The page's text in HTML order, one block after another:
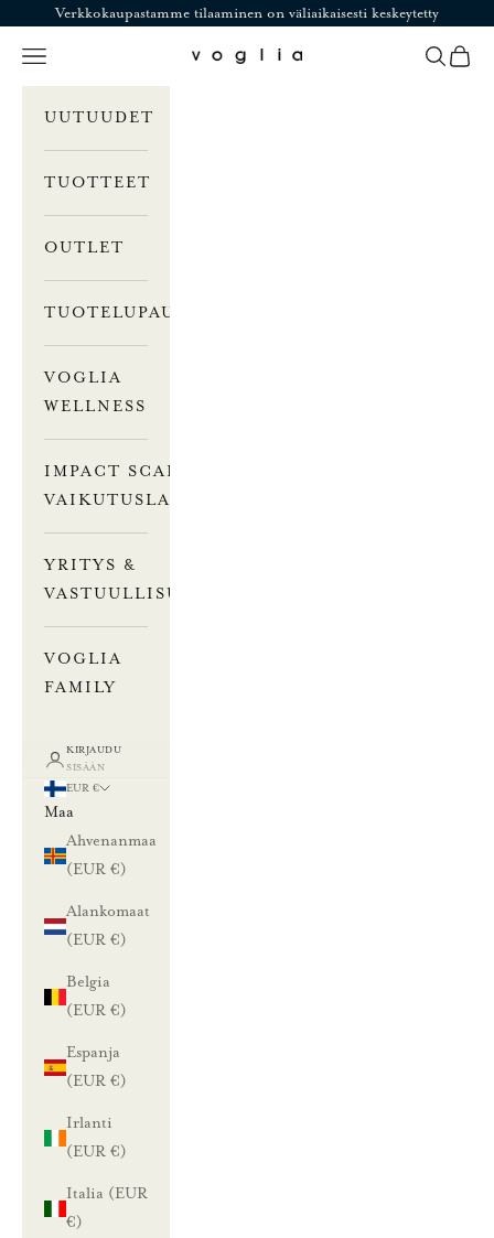
Siirry sisältöönVerkkokaupastamme tilaaminen on väliaikaisesti keskeytetty
Voglia
Valikko Haku
UUTUUDET
TUOTTEET
OUTLET
TUOTELUPAUS
VOGLIA
WELLNESS
IMPACT SCALE –
VAIKUTUSLASKURI
YRITYS &
VASTUULLISUUS
VOGLIA
FAMILY
KIRJAUDU
SISÄÄN
EUR €
Maa
Ahvenanmaa
(EUR €)
Alankomaat
(EUR €)
Belgia
(EUR €)
Espanja
(EUR €)
Irlanti
(EUR €)
Italia (EUR
€)